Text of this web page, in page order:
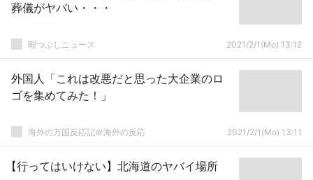
葬儀がヤバい・・・
暇つぶしニュース 2021/2/1(Mo) 13:12
外国人「これは改悪だと思った大企業のロ
ゴを集めてみた！」
海外の万国反応記＠海外の反応 2021/2/1(Mo) 13:11
【行ってはいけない】北海道のヤバイ場所